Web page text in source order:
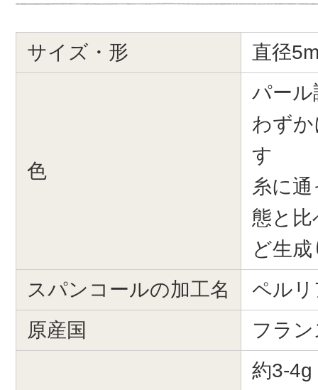
サイズ・形 直径
色
パー
わず
す
糸に
態と
ど生
スパンコールの加工名
ペル
原産国
フラ
約3-4g